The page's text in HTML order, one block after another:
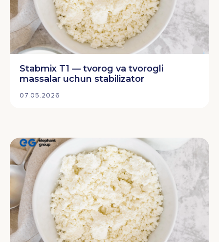
Stabmix T1 — tvorog va tvorogli
massalar uchun stabilizator
07.05.2026